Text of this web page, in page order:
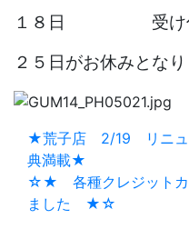
１８日 受け付け
２５日がお休みとな
★荒子店 2/19 リニュ
典満載★
☆★ 各種クレジットカ
ました ★☆